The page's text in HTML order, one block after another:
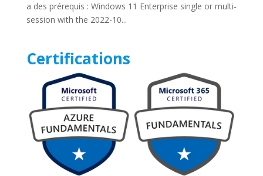
a des prérequis : Windows 11 Enterprise single or multi-
session with the 2022-10...
Certifications